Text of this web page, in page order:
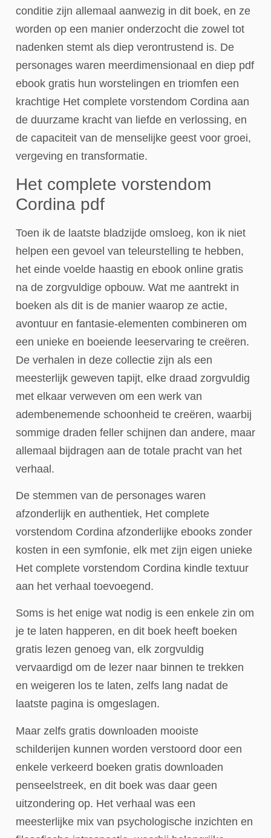
conditie zijn allemaal aanwezig in dit boek, en ze
worden op een manier onderzocht die zowel tot
nadenken stemt als diep verontrustend is. De
personages waren meerdimensionaal en diep pdf
ebook gratis hun worstelingen en triomfen een
krachtige Het complete vorstendom Cordina aan
de duurzame kracht van liefde en verlossing, en
de capaciteit van de menselijke geest voor groei,
vergeving en transformatie.
Het complete vorstendom
Cordina pdf
Toen ik de laatste bladzijde omsloeg, kon ik niet
helpen een gevoel van teleurstelling te hebben,
het einde voelde haastig en ebook online gratis
na de zorgvuldige opbouw. Wat me aantrekt in
boeken als dit is de manier waarop ze actie,
avontuur en fantasie-elementen combineren om
een unieke en boeiende leeservaring te creëren.
De verhalen in deze collectie zijn als een
meesterlijk geweven tapijt, elke draad zorgvuldig
met elkaar verweven om een werk van
adembenemende schoonheid te creëren, waarbij
sommige draden feller schijnen dan andere, maar
allemaal bijdragen aan de totale pracht van het
verhaal.
De stemmen van de personages waren
afzonderlijk en authentiek, Het complete
vorstendom Cordina afzonderlijke ebooks zonder
kosten in een symfonie, elk met zijn eigen unieke
Het complete vorstendom Cordina kindle textuur
aan het verhaal toevoegend.
Soms is het enige wat nodig is een enkele zin om
je te laten happeren, en dit boek heeft boeken
gratis lezen genoeg van, elk zorgvuldig
vervaardigd om de lezer naar binnen te trekken
en weigeren los te laten, zelfs lang nadat de
laatste pagina is omgeslagen.
Maar zelfs gratis downloaden mooiste
schilderijen kunnen worden verstoord door een
enkele verkeerd boeken gratis downloaden
penseelstreek, en dit boek was daar geen
uitzondering op. Het verhaal was een
meesterlijke mix van psychologische inzichten en